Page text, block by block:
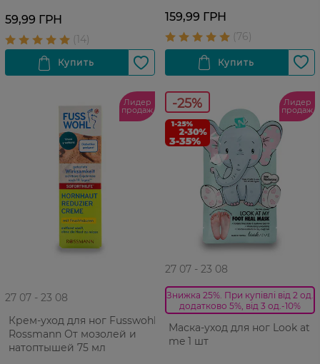
59,99 ГРН 159,99 ГРН
Лидер
продаж
27 07 - 23 08
Крем-уход для ног Fusswohl
Rossmann От мозолей и
натоптышей 75 мл
-25% Лидер
продаж
27 07 - 23 08
Знижка 25%. При купівлі від 2 од.
додатково 5%, від 3 од.-10%
Маска-уход для ног Look at
me 1 шт